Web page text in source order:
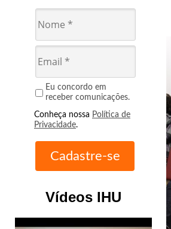
Eu concordo em
receber comunicações.
Conheça nossa Política de
Privacidade.
Vídeos IHU